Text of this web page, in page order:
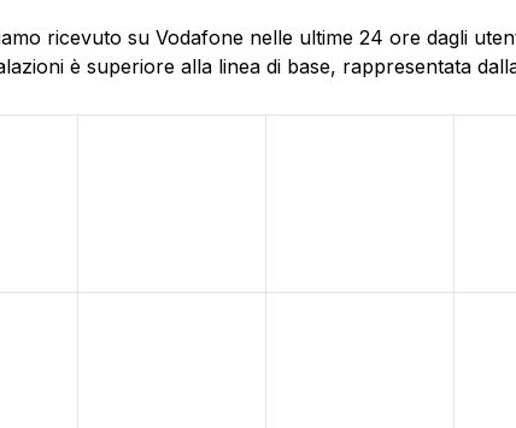
ricevuto su Vodafone nelle ultime 24 ore dagli
è superiore alla linea di base, rappresentata